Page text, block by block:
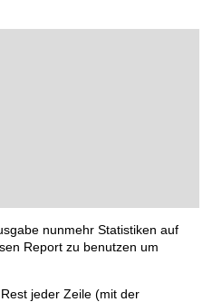
nunmehr Statistiken auf
Report zu benutzen um
jeder Zeile (mit der